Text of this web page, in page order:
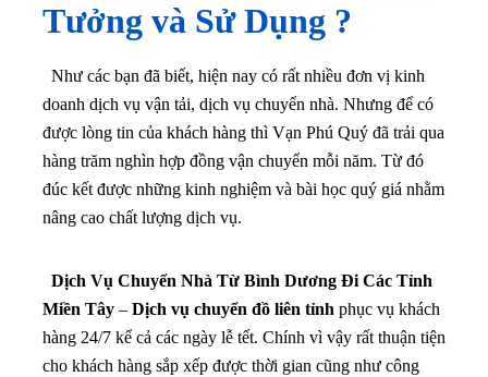
Tưởng và Sử Dụng ?
Như các bạn đã biết, hiện nay có rất nhiều đơn vị kinh
doanh dịch vụ vận tải, dịch vụ chuyển nhà. Nhưng để có
được lòng tin của khách hàng thì Vạn Phú Quý đã trải qua
hàng trăm nghìn hợp đồng vận chuyển mỗi năm. Từ đó
đúc kết được những kinh nghiệm và bài học quý giá nhằm
nâng cao chất lượng dịch vụ.
Dịch Vụ Chuyển Nhà Từ Bình Dương Đi Các Tỉnh
Miền Tây – Dịch vụ chuyển đồ liên tỉnh phục vụ khách
hàng 24/7 kể cả các ngày lễ tết. Chính vì vậy rất thuận tiện
cho khách hàng sắp xếp được thời gian cũng như công